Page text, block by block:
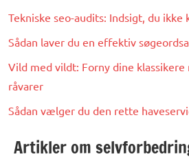
Tekniske seo-audits: Indsigt, du ikke
Sådan laver du en effektiv
Vild med vildt: Forny dine
råvarer
Sådan vælger du den rette
Artikler om